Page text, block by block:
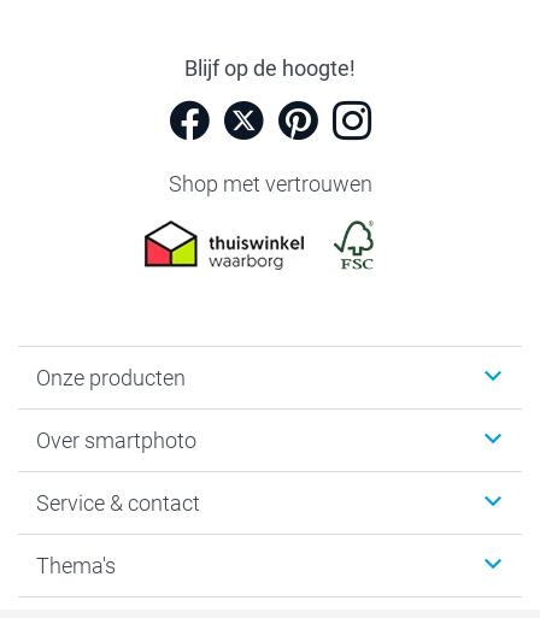
Blijf op de hoogte!
Shop met vertrouwen
Onze producten
Fotoboeken
Fotocadeaus
Kaarten
Over smartphoto
Vacatures
Bestelproces
Service & contact
Tevredenheidsgarantie
Thema's